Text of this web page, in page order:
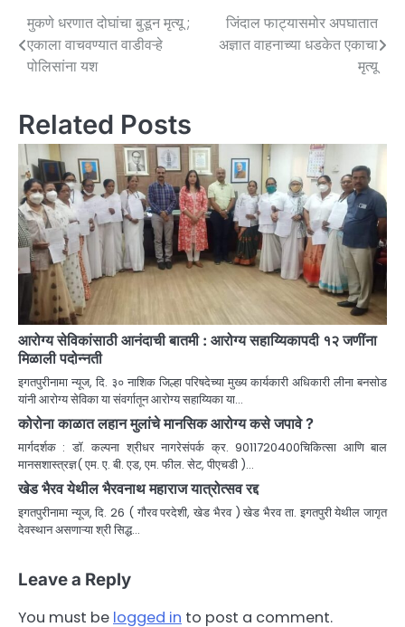
मुकणे धरणात दोघांचा बुडून मृत्यू ;
एकाला वाचवण्यात वाडीवऱ्हे
पोलिसांना यश
जिंदाल फाट्यासमोर अपघातात
अज्ञात वाहनाच्या धडकेत एकाचा
मृत्यू
Related Posts
आरोग्य सेविकांसाठी आनंदाची बातमी : आरोग्य सहाय्यिकापदी १२ जणींना
मिळाली पदोन्नती
इगतपुरीनामा न्यूज, दि. ३० नाशिक जिल्हा परिषदेच्या मुख्य कार्यकारी अधिकारी लीना बनसोड
यांनी आरोग्य सेविका या संवर्गातून आरोग्य सहाय्यिका या…
कोरोना काळात लहान मुलांचे मानसिक आरोग्य कसे जपावे ?
मार्गदर्शक : डॉ. कल्पना श्रीधर नागरेसंपर्क क्र. 9011720400चिकित्सा आणि बाल
मानसशास्त्रज्ञ( एम. ए. बी. एड, एम. फील. सेट, पीएचडी )…
खेड भैरव येथील भैरवनाथ महाराज यात्रोत्सव रद्द
इगतपुरीनामा न्यूज, दि. 26 ( गौरव परदेशी, खेड भैरव ) खेड भैरव ता. इगतपुरी येथील जागृत
देवस्थान असणाऱ्या श्री सिद्ध…
Leave a Reply
You must be logged in to post a comment.